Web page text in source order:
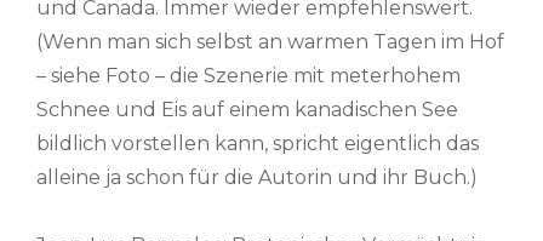
und Canada. Immer wieder empfehlenswert.
(Wenn man sich selbst an warmen Tagen im Hof
– siehe Foto – die Szenerie mit meterhohem
Schnee und Eis auf einem kanadischen See
bildlich vorstellen kann, spricht eigentlich das
alleine ja schon für die Autorin und ihr Buch.)